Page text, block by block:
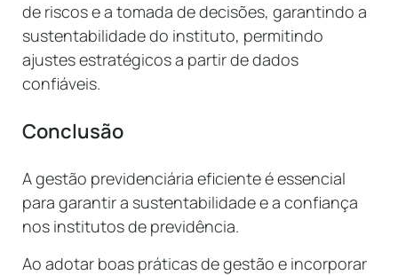
de riscos e a tomada de decisões, garantindo a
sustentabilidade do instituto, permitindo
ajustes estratégicos a partir de dados
confiáveis.
Conclusão
A gestão previdenciária eficiente é essencial
para garantir a sustentabilidade e a confiança
nos institutos de previdência.
Ao adotar boas práticas de gestão e incorporar